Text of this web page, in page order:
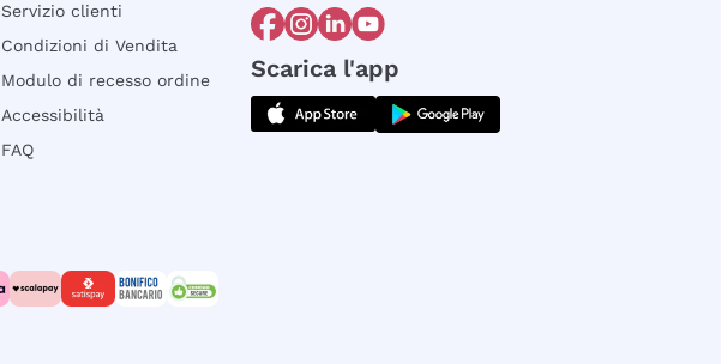
Servizio clienti
Condizioni di Vendita
Modulo di recesso ordine
Accessibilità
FAQ
Scarica l'app